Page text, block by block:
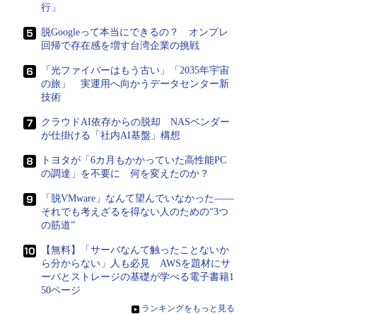
行」
脱Googleって本当にできるの？ オンプレ
回帰で存在感を増す台湾企業の挑戦
「光ファイバーはもう古い」「2035年宇宙
の旅」 実運用へ向かうデータセンター新
技術
クラウドAI依存からの脱却 NASベンダー
が仕掛ける「社内AI基盤」構想
トヨタが「6カ月もかかっていた高性能PC
の調達」を不要に 何を変えたのか？
「脱VMware」なんて望んでいなかった――
それでも考えざるを得ない人のための“3つ
の筋道”
【無料】「サーバなんて触ったことないか
ら分からない」人も必見 AWSを題材にサ
ーバとストレージの基礎が学べる電子書籍1
50ページ
» ランキングをもっと見る